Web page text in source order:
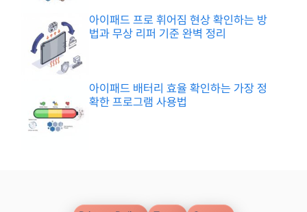
아이패드 프로 휘어짐 현상 확인하는 방
법과 무상 리퍼 기준 완벽 정리
아이패드 배터리 효율 확인하는 가장 정
확한 프로그램 사용법